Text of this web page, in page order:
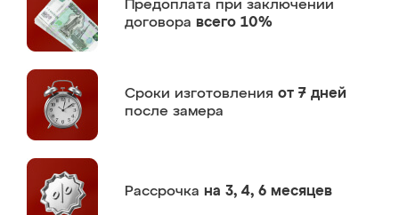
Предоплата при заключении
договора всего 10%
Сроки изготовления от 7 дней
после замера
Рассрочка на 3, 4, 6 месяцев